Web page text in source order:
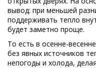
вывод: при меньшей
поддерживать тепло
будет заметно проще.
То есть в осенне-
без явных источников
непогоды и холода,